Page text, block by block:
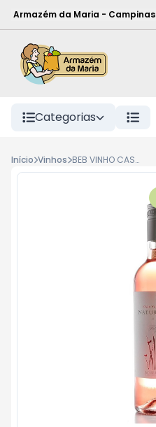
Armazém da Maria - Campinas
Categorias
Início Vinhos BEB VINHO CASA VALD NAT SUAVE 750ML RS